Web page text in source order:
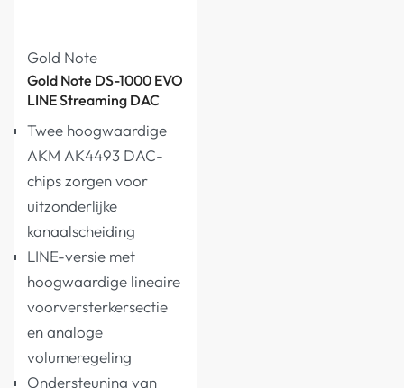
Gold Note
Gold Note DS-1000 EVO
LINE Streaming DAC
Twee hoogwaardige
AKM AK4493 DAC-
chips zorgen voor
uitzonderlijke
kanaalscheiding
LINE-versie met
hoogwaardige lineaire
voorversterkersectie
en analoge
volumeregeling
Ondersteuning van